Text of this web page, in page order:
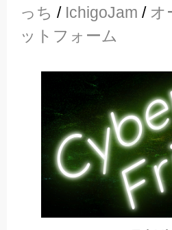
っち / IchigoJam / オ
ットフォーム